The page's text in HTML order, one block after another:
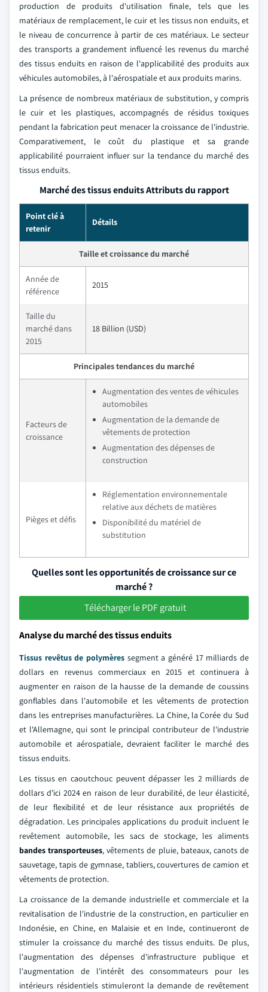
production de produits d'utilisation finale, tels que les
matériaux de remplacement, le cuir et les tissus non enduits, et
le niveau de concurrence à partir de ces matériaux. Le secteur
des transports a grandement influencé les revenus du marché
des tissus enduits en raison de l'applicabilité des produits aux
véhicules automobiles, à l'aérospatiale et aux produits marins.
La présence de nombreux matériaux de substitution, y compris
le cuir et les plastiques, accompagnés de résidus toxiques
pendant la fabrication peut menacer la croissance de l'industrie.
Comparativement, le coût du plastique et sa grande
applicabilité pourraient influer sur la tendance du marché des
tissus enduits.
Marché des tissus enduits Attributs du rapport
Point clé à
retenir
Détails
Taille et croissance du marché
Année de
référence
2015
Taille du
marché dans
2015
18 Billion (USD)
Principales tendances du marché
Facteurs de
croissance
Augmentation des ventes de véhicules
automobiles
Augmentation de la demande de
vêtements de protection
Augmentation des dépenses de
construction
Pièges et défis
Réglementation environnementale
relative aux déchets de matières
Disponibilité du matériel de
substitution
Quelles sont les opportunités de croissance sur ce
marché ?
Télécharger le PDF gratuit
Analyse du marché des tissus enduits
Tissus revêtus de polymères segment a généré 17 milliards de
dollars en revenus commerciaux en 2015 et continuera à
augmenter en raison de la hausse de la demande de coussins
gonflables dans l'automobile et les vêtements de protection
dans les entreprises manufacturières. La Chine, la Corée du Sud
et l'Allemagne, qui sont le principal contributeur de l'industrie
automobile et aérospatiale, devraient faciliter le marché des
tissus enduits.
Les tissus en caoutchouc peuvent dépasser les 2 milliards de
dollars d'ici 2024 en raison de leur durabilité, de leur élasticité,
de leur flexibilité et de leur résistance aux propriétés de
dégradation. Les principales applications du produit incluent le
revêtement automobile, les sacs de stockage, les aliments
bandes transporteuses, vêtements de pluie, bateaux, canots de
sauvetage, tapis de gymnase, tabliers, couvertures de camion et
vêtements de protection.
La croissance de la demande industrielle et commerciale et la
revitalisation de l'industrie de la construction, en particulier en
Indonésie, en Chine, en Malaisie et en Inde, continueront de
stimuler la croissance du marché des tissus enduits. De plus,
l'augmentation des dépenses d'infrastructure publique et
l'augmentation de l'intérêt des consommateurs pour les
intérieurs résidentiels stimuleront la demande de revêtement